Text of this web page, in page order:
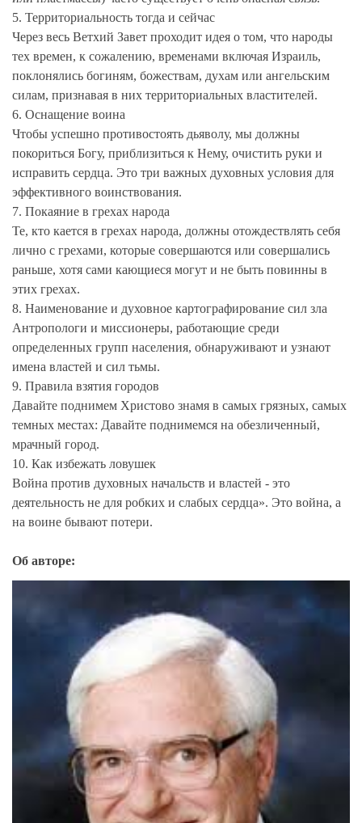
5. Территориальность тогда и сейчас
Через весь Ветхий Завет проходит идея о том, что народы
тех времен, к сожалению, временами включая Израиль,
поклонялись богиням, божествам, духам или ангельским
силам, признавая в них территориальных властителей.
6. Оснащение воина
Чтобы успешно противостоять дьяволу, мы должны
покориться Богу, приблизиться к Нему, очистить руки и
исправить сердца. Это три важных духовных условия для
эффективного воинствования.
7. Покаяние в грехах народа
Те, кто кается в грехах народа, должны отождествлять себя
лично с грехами, которые совершаются или совершались
раньше, хотя сами кающиеся могут и не быть повинны в
этих грехах.
8. Наименование и духовное картографирование сил зла
Антропологи и миссионеры, работающие среди
определенных групп населения, обнаруживают и узнают
имена властей и сил тьмы.
9. Правила взятия городов
Давайте поднимем Христово знамя в самых грязных, самых
темных местах: Давайте поднимемся на обезличенный,
мрачный город.
10. Как избежать ловушек
Война против духовных начальств и властей - это
деятельность не для робких и слабых сердца». Это война, а
на воине бывают потери.
Об авторе: